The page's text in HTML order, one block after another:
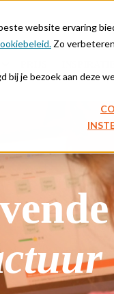
website ervaring
Zo
bij je bezoek aan deze